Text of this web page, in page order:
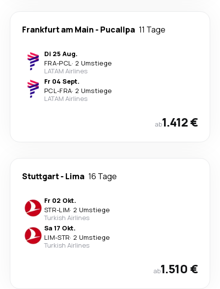
Frankfurt am Main - Pucallpa 11 Tage
Di 25 Aug.
FRA-PCL· 2 Umstiege
LATAM Airlines
Fr 04 Sept.
PCL-FRA· 2 Umstiege
LATAM Airlines
ab1.412 €
Stuttgart- Lima 16 Tage
Fr 02 Okt.
STR-LIM· 2 Umstiege
Turkish Airlines
Sa 17 Okt.
LIM-STR· 2 Umstiege
Turkish Airlines
ab1.510 €